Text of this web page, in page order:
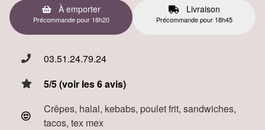
À emporter
Précommande pour 18h20
Livraison
Précommande pour 18h45
03.51.24.79.24
5/5 (voir les 6 avis)
Crêpes, halal, kebabs, poulet frit, sandwiches,
tacos, tex mex